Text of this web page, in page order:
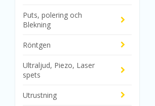
Puts, polering och
Blekning
Röntgen
Ultraljud, Piezo, Laser
spets
Utrustning